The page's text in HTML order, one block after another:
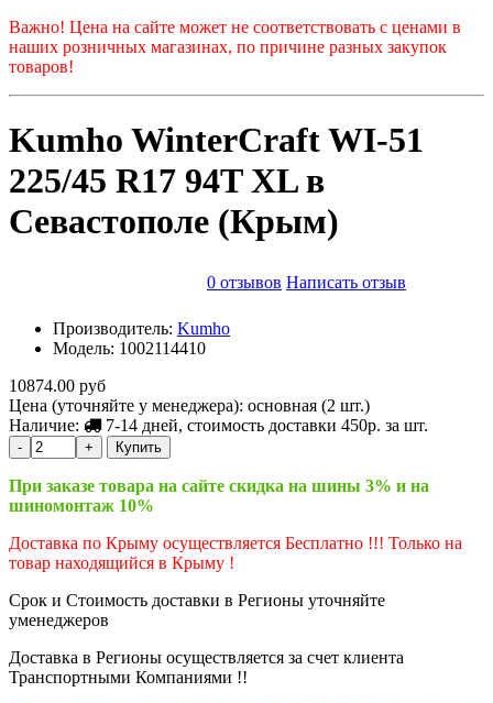
Важно! Цена на сайте может не соответствовать с ценами в
наших розничных магазинах, по причине разных закупок
товаров!
Kumho WinterCraft WI-51
225/45 R17 94T XL в
Севастополе (Крым)
0 отзывов Написать отзыв
Производитель: Kumho
Модель: 1002114410
10874.00 руб
Цена (уточняйте у менеджера): основная (2 шт.)
Наличие:
7-14 дней, стоимость доставки 450р. за шт.
- + Купить
При заказе товара на сайте скидка на шины 3% и на
шиномонтаж 10%
Доставка по Крыму осуществляется Бесплатно !!! Только на
товар находящийся в Крыму !
Срок и Стоимость доставки в Регионы уточняйте
уменеджеров
Доставка в Регионы осуществляется за счет клиента
Транспортными Компаниями !!